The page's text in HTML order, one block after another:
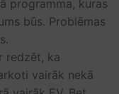
programma, kuras
būs. Problēmas
redzēt, ka
vairāk nekā